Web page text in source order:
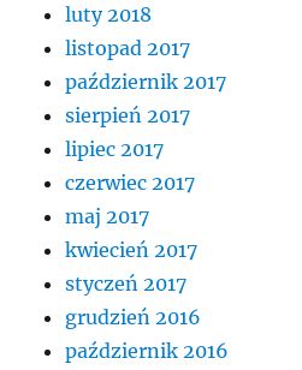
luty 2018
listopad 2017
październik 2017
sierpień 2017
lipiec 2017
czerwiec 2017
maj 2017
kwiecień 2017
styczeń 2017
grudzień 2016
październik 2016